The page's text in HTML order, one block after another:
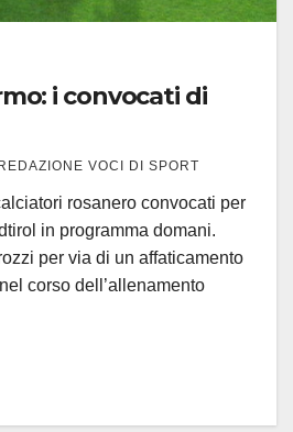
i convocati di
VOCI DI SPORT
rosanero convocati per
in programma domani.
per via di un affaticamento
corso dell’allenamento